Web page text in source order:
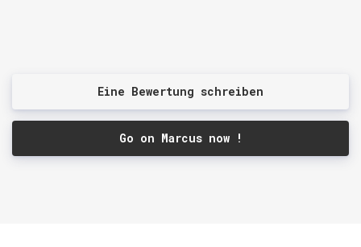
Eine Bewertung schreiben
Go on Marcus now !